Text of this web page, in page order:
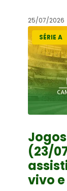
25/07/2026
SÉRIE A
(23/
vivo